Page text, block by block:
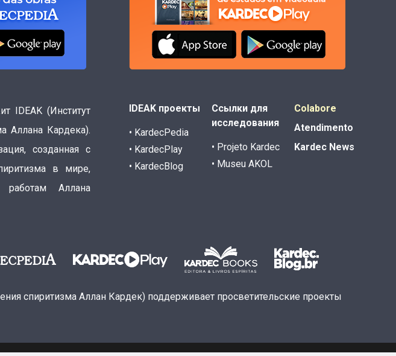
IDEAK (Институт
Аллана Кардека).
созданная с
в мире,
Аллана
IDEAK проекты
• KardecPedia
• KardecPlay
• KardecBlog
Ссылки для
исследования
• Projeto Kardec
• Museu AKOL
Colabore
Atendimento
Kardec News
спиритизма Аллан Кардек) поддерживает просветительские проекты